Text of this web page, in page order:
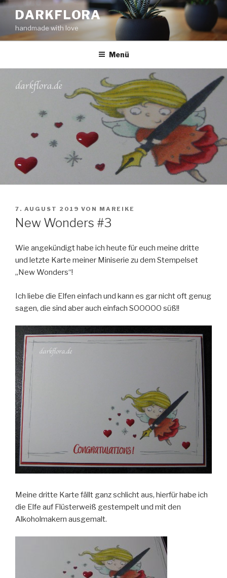
Zum
Inhalt
springen
DARKFLORA
handmade with love
Menü
VERÖFFENTLICHT
AM
7. AUGUST 2019 VON MAREIKE
New Wonders #3
Wie angekündigt habe ich heute für euch meine dritte
und letzte Karte meiner Miniserie zu dem Stempelset
„New Wonders“!
Ich liebe die Elfen einfach und kann es gar nicht oft genug
sagen, die sind aber auch einfach SOOOOO süß!!
Meine dritte Karte fällt ganz schlicht aus, hierfür habe ich
die Elfe auf Flüsterweiß gestempelt und mit den
Alkoholmakern ausgemalt.